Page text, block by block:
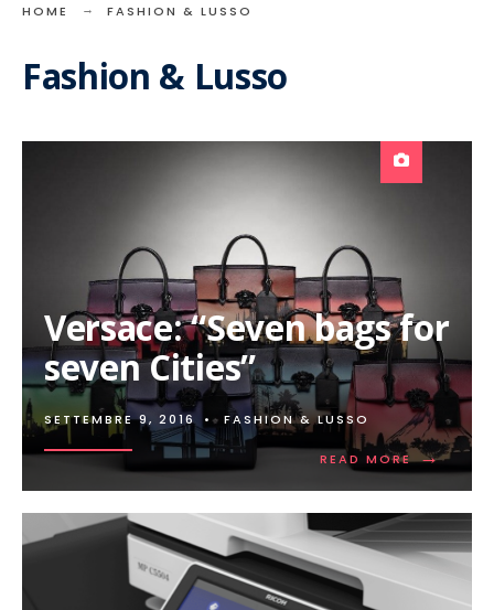
HOME FASHION & LUSSO
Fashion & Lusso
Versace: “Seven bags for
seven Cities”
SETTEMBRE 9, 2016 • FASHION & LUSSO
READ MORE →
READ
MORE:
“SEVEN
BAGS
FOR
CITIES”